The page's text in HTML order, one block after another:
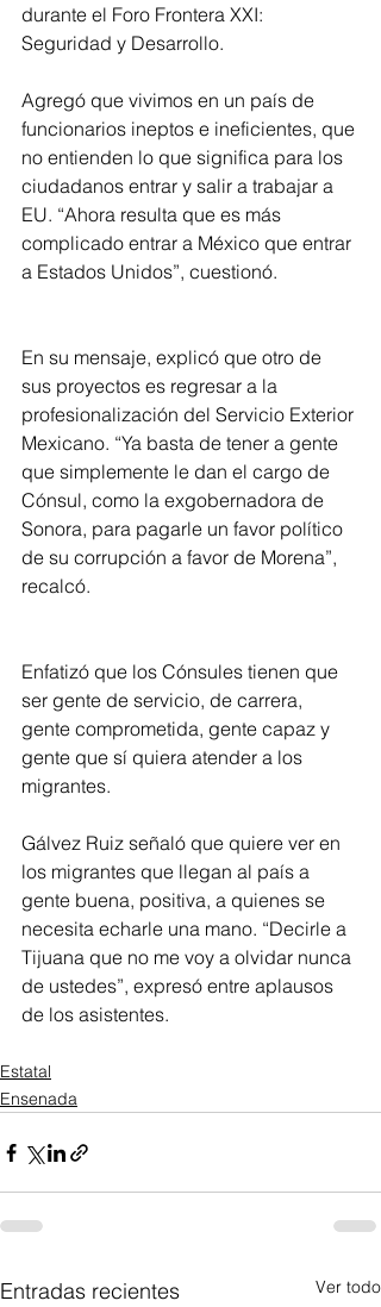
durante el Foro Frontera XXI:
Seguridad y Desarrollo.
Agregó que vivimos en un país de
funcionarios ineptos e ineficientes, que
no entienden lo que significa para los
ciudadanos entrar y salir a trabajar a
EU. “Ahora resulta que es más
complicado entrar a México que entrar
a Estados Unidos”, cuestionó.
En su mensaje, explicó que otro de
sus proyectos es regresar a la
profesionalización del Servicio Exterior
Mexicano. “Ya basta de tener a gente
que simplemente le dan el cargo de
Cónsul, como la exgobernadora de
Sonora, para pagarle un favor político
de su corrupción a favor de Morena”,
recalcó.
Enfatizó que los Cónsules tienen que
ser gente de servicio, de carrera,
gente comprometida, gente capaz y
gente que sí quiera atender a los
migrantes.
Gálvez Ruiz señaló que quiere ver en
los migrantes que llegan al país a
gente buena, positiva, a quienes se
necesita echarle una mano. “Decirle a
Tijuana que no me voy a olvidar nunca
de ustedes”, expresó entre aplausos
de los asistentes.
Estatal
Ensenada
Entradas recientes Ver todo